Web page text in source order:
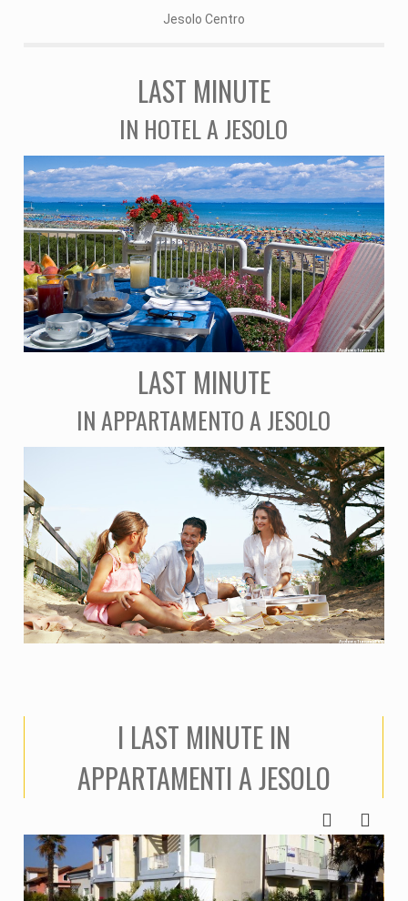
Jesolo Centro
LAST MINUTE
IN HOTEL A JESOLO
LAST MINUTE
IN APPARTAMENTO A JESOLO
I LAST MINUTE IN
APPARTAMENTI A JESOLO